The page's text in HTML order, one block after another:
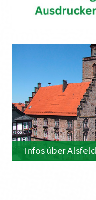
Infos über Alsfeld